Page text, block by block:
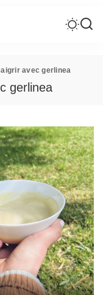
avec gerlinea
gerlinea